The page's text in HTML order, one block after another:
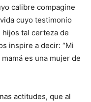
calibre compagine
cuyo testimonio
tal certeza de
inspire a decir: “Mi
es una mujer de
actitudes, que al